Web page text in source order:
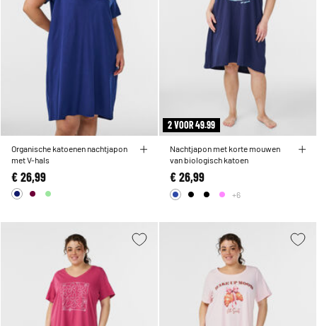
Organische katoenen nachtjapon
met V-hals
€ 26,99
2 VOOR 49.99
Nachtjapon met korte mouwen
van biologisch katoen
€ 26,99
+6